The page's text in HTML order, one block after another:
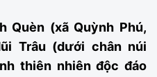
Quèn (xã Quỳnh Phú,
Trâu (dưới chân núi
thiên nhiên độc đáo